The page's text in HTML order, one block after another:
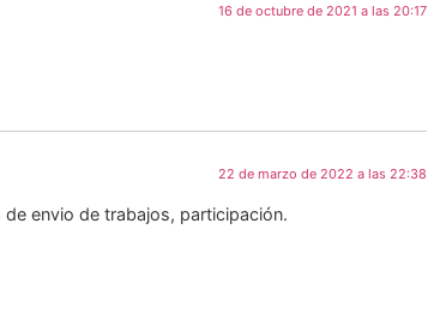
16 de octubre de 2021 a las 20:17
22 de marzo de 2022 a las 22:38
envio de trabajos, participación.